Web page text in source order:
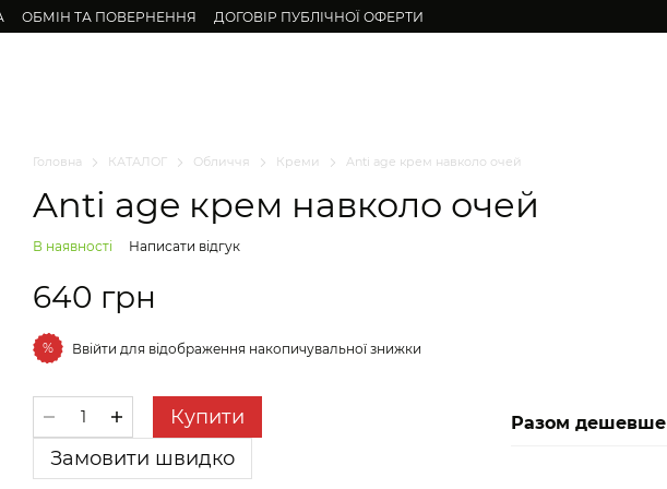
ОБМІН ТА ПОВЕРНЕННЯ ДОГОВІР ПУБЛІЧНОЇ ОФЕРТИ
Головна КАТАЛОГ Обличчя Креми Anti age крем навколо очей
Anti age крем навколо очей
В наявності Написати відгук
640 грн
% Ввійти для відображення накопичувальної знижки
Купити
Замовити швидко
Разом дешевше Разом дешевше